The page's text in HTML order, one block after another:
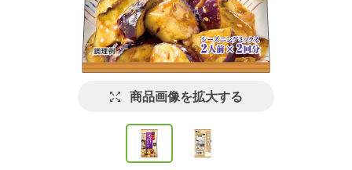
商品画像を拡大する